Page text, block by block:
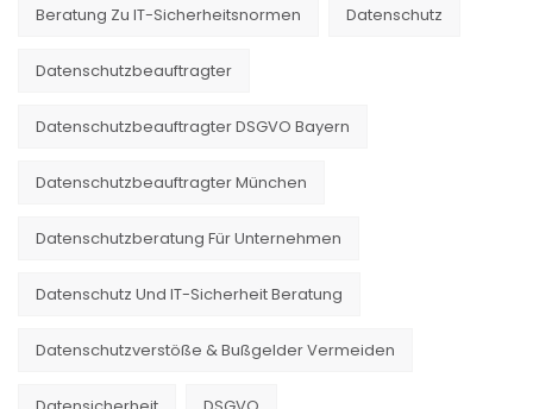
Beratung Zu IT-Sicherheitsnormen Datenschutz
Datenschutzbeauftragter
Datenschutzbeauftragter DSGVO Bayern
Datenschutzbeauftragter München
Datenschutzberatung Für Unternehmen
Datenschutz Und IT-Sicherheit Beratung
Datenschutzverstöße & Bußgelder Vermeiden